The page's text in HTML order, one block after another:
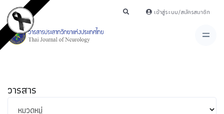
เข้าสู่ระบบ/สมัครสมาชิก
วารสาร